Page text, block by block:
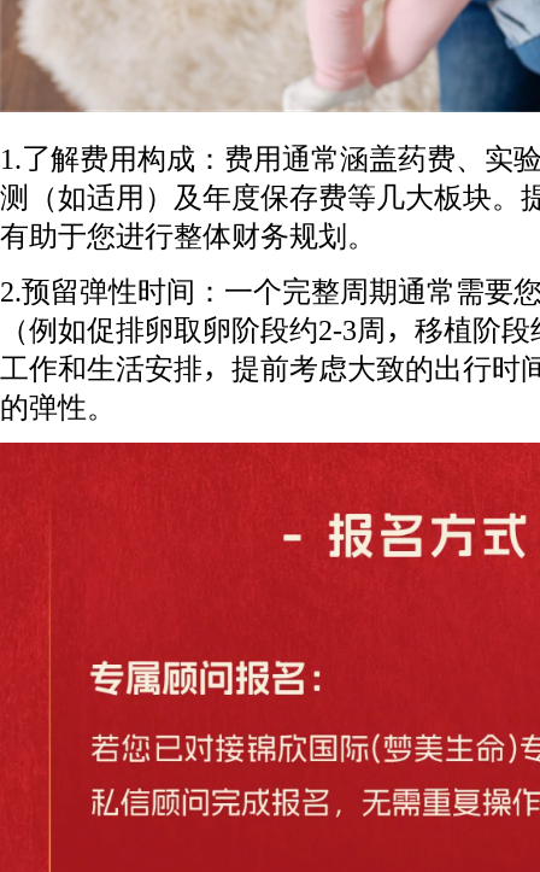
1.了解费用构成：费用通常涵盖药费、实
测（如适用）及年度保存费等几大板块。
有助于您进行整体财务规划。
2.预留弹性时间：一个完整周期通常需要
（例如促排卵取卵阶段约2-3周，移植阶
工作和生活安排，提前考虑大致的出行时
的弹性。